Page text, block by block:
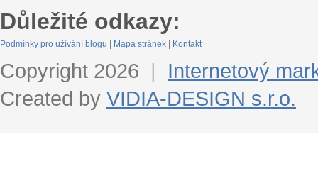
Důležité odkazy:
Podmínky pro užívání blogu Mapa stránek Kontakt
Copyright 2026 |
Internetový
Created by VIDIA-DESIGN s.r.o.